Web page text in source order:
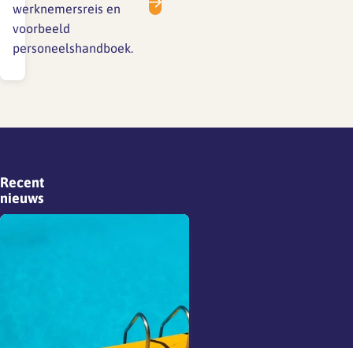
werknemersreis en
voorbeeld
personeelshandboek.
Recent
nieuws